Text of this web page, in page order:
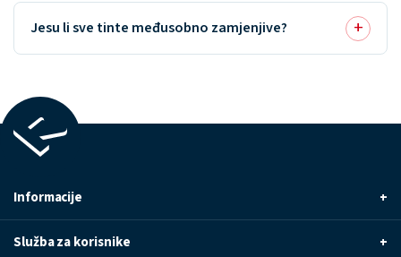
Jesu li sve tinte međusobno zamjenjive?
Informacije +
Služba za korisnike +